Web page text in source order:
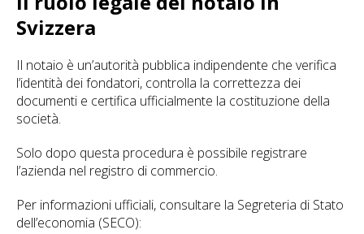
Svizzera
Il notaio è un’autorità pubblica indipendente che verifica
l’identità dei fondatori, controlla la correttezza dei
documenti e certifica ufficialmente la costituzione della
società.
Solo dopo questa procedura è possibile registrare
l’azienda nel registro di commercio.
Per informazioni ufficiali, consultare la Segreteria di Stato
dell’economia (SECO):